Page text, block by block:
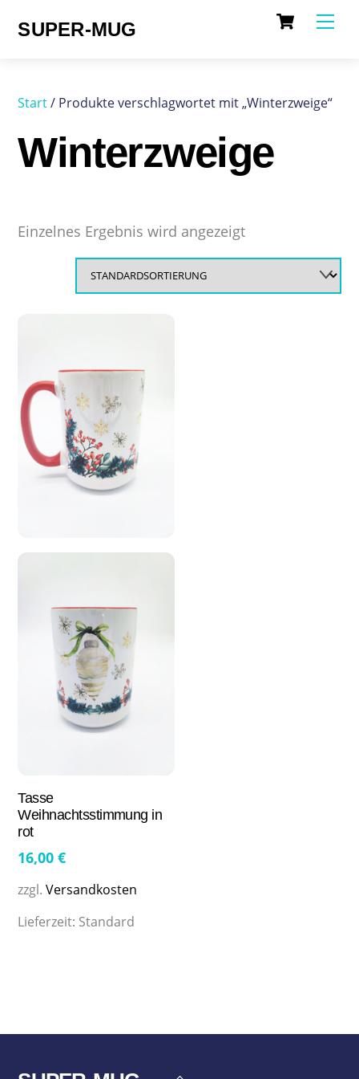
Cart
SUPER-MUG
Start/ Produkte verschlagwortet mit „Winterzweige“
Winterzweige
Einzelnes Ergebnis wird angezeigt
Tasse
Weihnachtsstimmung in
rot
16,00€
zzgl.Versandkosten
Lieferzeit: Standard